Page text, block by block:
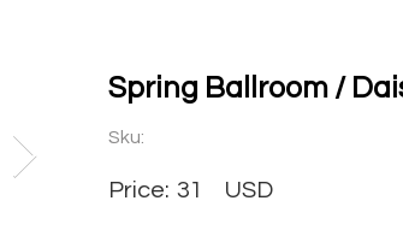
Spring Ballroom /
Sku:
31
Price: USD